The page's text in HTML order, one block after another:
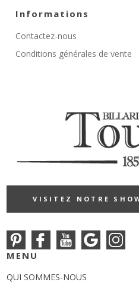
Informations
Contactez-nous
Conditions générales de vente
VISITEZ NOTRE
MENU
QUI SOMMES-NOUS